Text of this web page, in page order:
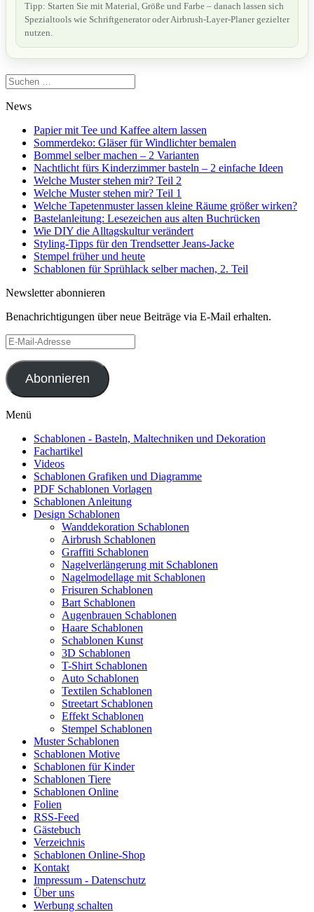
Tipp: Starten Sie mit Material, Größe und Farbe – danach lassen sich
Spezialtools wie Schriftgenerator oder Airbrush-Layer-Planer gezielter
nutzen.
Suchen
nach:
News
Papier mit Tee und Kaffee altern lassen
Sommerdeko: Gläser für Windlichter bemalen
Bommel selber machen – 2 Varianten
Nachtlicht fürs Kinderzimmer basteln – 2 einfache Ideen
Welche Muster stehen mir? Teil 2
Welche Muster stehen mir? Teil 1
Welche Tapetenmuster lassen kleine Räume größer wirken?
Bastelanleitung: Lesezeichen aus alten Buchrücken
Wie DIY die Alltagskultur verändert
Styling-Tipps für den Trendsetter Jeans-Jacke
Stempel früher und heute
Schablonen für Sprühlack selber machen, 2. Teil
Newsletter abonnieren
Benachrichtigungen über neue Beiträge via E-Mail erhalten.
E-
Mail-
Adresse
Abonnieren
Menü
Schablonen - Basteln, Maltechniken und Dekoration
Fachartikel
Videos
Schablonen Grafiken und Diagramme
PDF Schablonen Vorlagen
Schablonen Anleitung
Design Schablonen
Wanddekoration Schablonen
Airbrush Schablonen
Graffiti Schablonen
Nagelverlängerung mit Schablonen
Nagelmodellage mit Schablonen
Frisuren Schablonen
Bart Schablonen
Augenbrauen Schablonen
Haare Schablonen
Schablonen Kunst
3D Schablonen
T-Shirt Schablonen
Auto Schablonen
Textilen Schablonen
Streetart Schablonen
Effekt Schablonen
Stempel Schablonen
Muster Schablonen
Schablonen Motive
Schablonen für Kinder
Schablonen Tiere
Schablonen Online
Folien
RSS-Feed
Gästebuch
Verzeichnis
Schablonen Online-Shop
Kontakt
Impressum - Datenschutz
Über uns
Werbung schalten